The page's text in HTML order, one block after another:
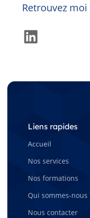
Retrouvez
LinkedIn
Liens rapides
Accueil
Nos services
Nos formations
Qui sommes-nous
Nous contacter